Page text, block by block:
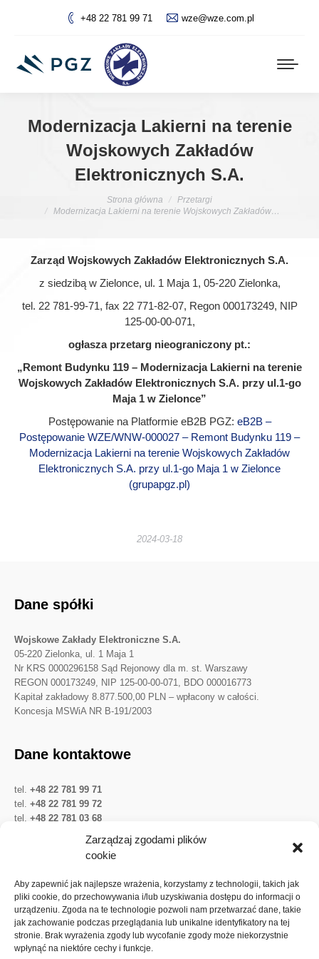
Zarządzaj zgodami plików
cookie
Aby zapewnić jak najlepsze wrażenia, korzystamy z technologii, takich jak
pliki cookie, do przechowywania i/lub uzyskiwania dostępu do informacji o
urządzeniu. Zgoda na te technologie pozwoli nam przetwarzać dane, takie
jak zachowanie podczas przeglądania lub unikalne identyfikatory na tej
stronie. Brak wyrażenia zgody lub wycofanie zgody może niekorzystnie
wpłynąć na niektóre cechy i funkcje.
+48 22 781 99 71 wze@wze.com.pl
Modernizacja Lakierni na terenie
Wojskowych Zakładów
Elektronicznych S.A.
Strona główna
Przetargi
Modernizacja Lakierni na terenie Wojskowych Zakładów…
Zarząd Wojskowych Zakładów Elektronicznych S.A.
z siedzibą w Zielonce, ul. 1 Maja 1, 05-220 Zielonka,
tel. 22 781-99-71, fax 22 771-82-07, Regon 000173249, NIP
125-00-00-071,
ogłasza przetarg nieograniczony pt.:
„Remont Budynku 119 – Modernizacja Lakierni na terenie
Wojskowych Zakładów Elektronicznych S.A. przy ul.1-go
Maja 1 w Zielonce”
Postępowanie na Platformie eB2B PGZ: eB2B –
Postępowanie WZE/WNW-000027 – Remont Budynku 119 –
Modernizacja Lakierni na terenie Wojskowych Zakładów
Elektronicznych S.A. przy ul.1-go Maja 1 w Zielonce
(grupapgz.pl)
2024-03-18
Dane spółki
Wojskowe Zakłady Elektroniczne S.A.
05-220 Zielonka, ul. 1 Maja 1
Nr KRS 0000296158 Sąd Rejonowy dla m. st. Warszawy
REGON 000173249, NIP 125-00-00-071, BDO 000016773
Kapitał zakładowy 8.877.500,00 PLN – wpłacony w całości.
Koncesja MSWiA NR B-191/2003
Dane kontaktowe
tel. +48 22 781 99 71
tel. +48 22 781 99 72
tel. +48 22 781 03 68
LinkedIn
YouTube
Ważne linki
Ochrona danych osobowych
Akcje Spółki
Walne zgromadzenia